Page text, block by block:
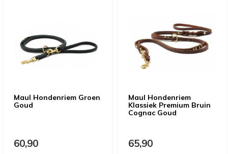
Maul Hondenriem Groen
Goud
60,90
Maul Hondenriem
Klassiek Premium Bruin
Cognac Goud
65,90